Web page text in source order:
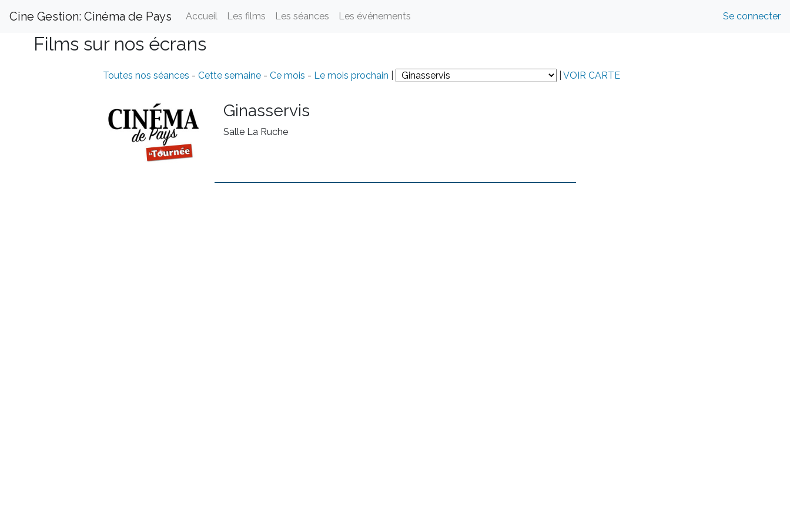
Cine Gestion: Cinéma de Pays Accueil Les films Les séances Les événements Se connecter
Films sur nos écrans
Toutes nos séances - Cette semaine- Ce mois - Le mois prochain VOIR CARTE
Ginasservis
Salle La Ruche